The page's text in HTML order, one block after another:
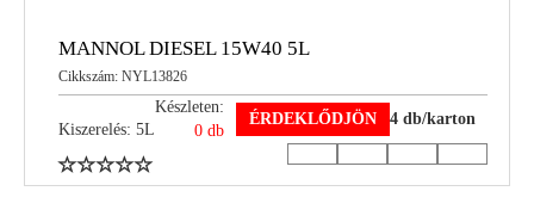
MANNOL DIESEL 15W40 5L
Cikkszám: NYL13826
Kiszerelés: 5L
Készleten:
0 db
ÉRDEKLŐDJÖN 4 db/karton